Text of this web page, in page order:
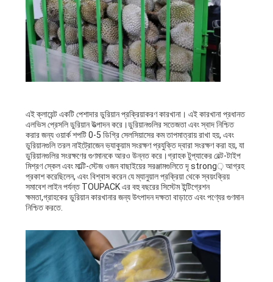
এই ক্লায়েন্ট একটি পেশাদার ডুরিয়ান প্রক্রিয়াকরণ কারখানা। এই কারখানা প্রধানত
এলভিস প্রেসলি ডুরিয়ান উত্পাদন করে।ডুরিয়ানগুলির সতেজতা এবং স্বাদ নিশ্চিত
করার জন্য ওয়ার্ক শপটি 0-5 ডিগ্রি সেলসিয়াসের কম তাপমাত্রায় রাখা হয়, এবং
ডুরিয়ানগুলি তরল নাইট্রোজেন ভ্যাকুয়াম সংরক্ষণ প্রযুক্তি দ্বারা সংরক্ষণ করা হয়, যা
ডুরিয়ানগুলির সংরক্ষণের গুণমানকে আরও উন্নত করে।গ্রাহক টুপ্যাকের বেল্ট-টাইপ
মিশ্রণ স্কেল এবং মাল্টি-স্টেজ ওজন বাছাইয়ের সরঞ্জামগুলিতে দৃ strong় আগ্রহ
প্রকাশ করেছিলেন, এবং বিশ্বাস করেন যে ম্যানুয়াল প্রক্রিয়া থেকে স্বয়ংক্রিয়
সমাবেশ লাইন পর্যন্ত TOUPACK এর বহু বছরের সিস্টেম ইন্টিগ্রেশন
ক্ষমতা,গ্রাহকের ডুরিয়ান কারখানার জন্য উৎপাদন দক্ষতা বাড়াতে এবং পণ্যের গুণমান
নিশ্চিত করতে.